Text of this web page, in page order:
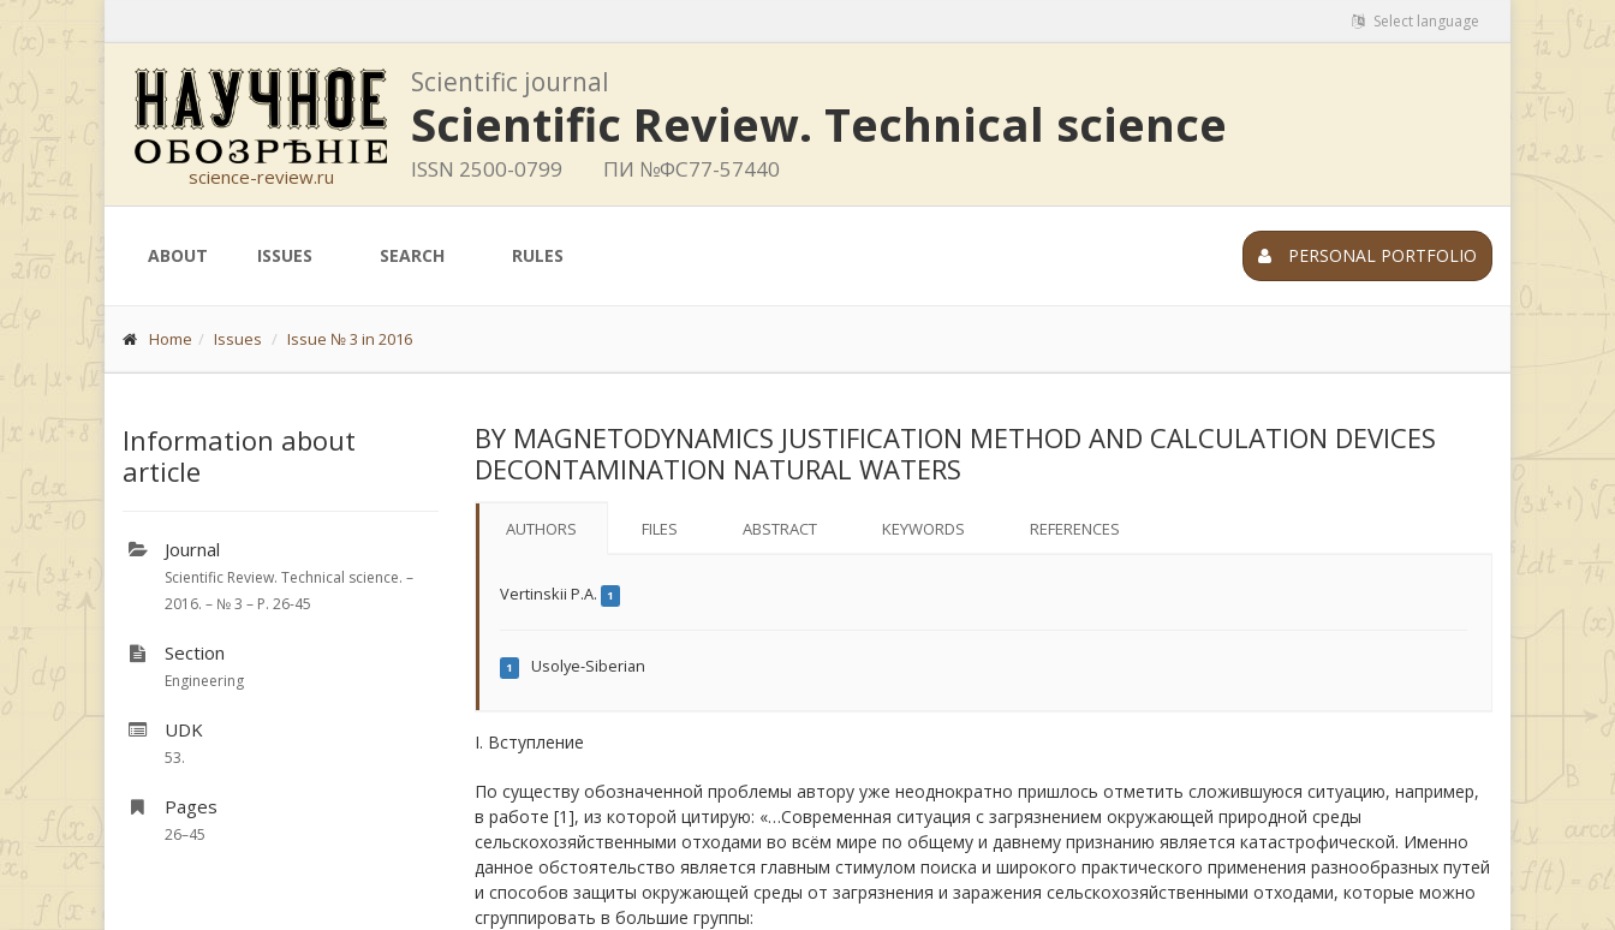
Select language
science-review.ru
Scientific journal
Scientific Review. Technical science
ISSN 2500-0799 ПИ №ФС77-57440
ABOUT ISSUES SEARCH RULES PERSONAL PORTFOLIO
Home Issues Issue № 3 in 2016
Information about
article
Journal
Scientific Review. Technical science. –
2016. – № 3 – P. 26-45
Section
Engineering
UDK
53.
Pages
26–45
BY MAGNETODYNAMICS JUSTIFICATION METHOD AND CALCULATION DEVICES
DECONTAMINATION NATURAL WATERS
AUTHORS FILES ABSTRACT KEYWORDS REFERENCES
Vertinskii P.A. 1
1 Usolye-Siberian
I. Вступление
По существу обозначенной проблемы автору уже неоднократно пришлось отметить сложившуюся ситуацию, например,
в работе [1], из которой цитирую: «…Современная ситуация с загрязнением окружающей природной среды
сельскохозяйственными отходами во всём мире по общему и давнему признанию является катастрофической. Именно
данное обстоятельство является главным стимулом поиска и широкого практического применения разнообразных путей
и способов защиты окружающей среды от загрязнения и заражения сельскохозяйственными отходами, которые можно
сгруппировать в большие группы: